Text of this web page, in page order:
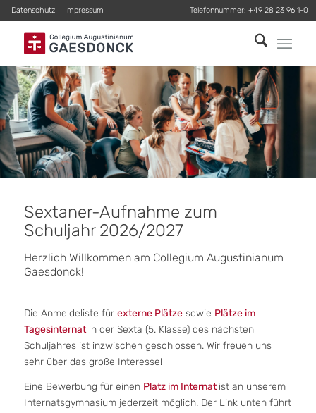
Datenschutz Impressum Telefonnummer: +49 28 23 96 1-0
Sextaner-Aufnahme zum
Schuljahr 2026/2027
Herzlich Willkommen am Collegium Augustinianum
Gaesdonck!
Die Anmeldeliste für externe Plätzesowie Plätze im
Tagesinternatin der Sexta (5. Klasse) des nächsten
Schuljahres ist inzwischen geschlossen. Wir freuen uns
sehr über das große Interesse!
Eine Bewerbung für einen Platz im Internatist an unserem
Internatsgymnasium jederzeit möglich. Der Link unten führt